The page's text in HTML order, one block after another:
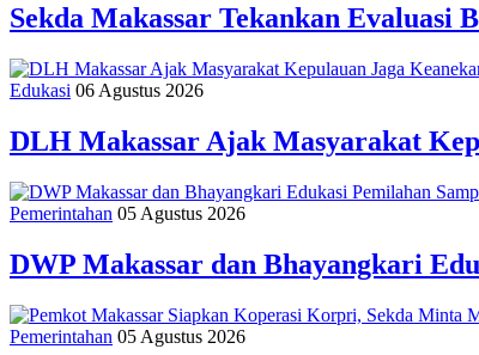
Sekda Makassar Tekankan Evaluasi
Edukasi 06 Agustus 2026
DLH Makassar Ajak Masyarakat
Pemerintahan 05 Agustus 2026
DWP Makassar dan Bhayangkari
Pemerintahan 05 Agustus 2026